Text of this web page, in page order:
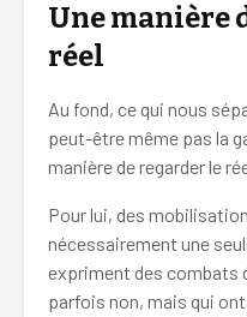
Une manière
réel
Au fond, ce qui nous
peut-être même pas la
manière de regarder le
Pour lui, des
nécessairement une
expriment des
parfois non, mais qui